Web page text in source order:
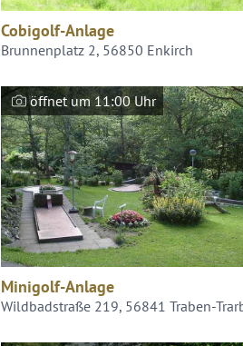
Cobigolf-Anlage
Brunnenplatz 2, 56850 Enkirch
öffnet um 11:00 Uhr
Minigolf-Anlage
Wildbadstraße 219, 56841 Traben-